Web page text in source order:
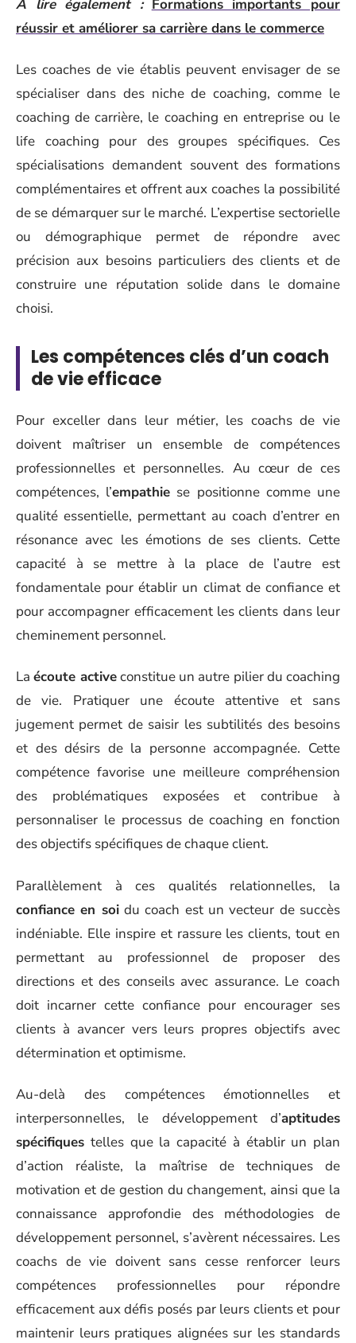
A lire également :
Formations importants pour
réussir et améliorer sa carrière dans le commerce
Les coaches de vie établis peuvent envisager de se
spécialiser dans des niche de coaching, comme le
coaching de carrière, le coaching en entreprise ou le
life coaching pour des groupes spécifiques. Ces
spécialisations demandent souvent des formations
complémentaires et offrent aux coaches la possibilité
de se démarquer sur le marché. L’expertise sectorielle
ou démographique permet de répondre avec
précision aux besoins particuliers des clients et de
construire une réputation solide dans le domaine
choisi.
Les compétences clés d’un coach
de vie efficace
Pour exceller dans leur métier, les coachs de vie
doivent maîtriser un ensemble de compétences
professionnelles et personnelles. Au cœur de ces
compétences, l’empathie se positionne comme une
qualité essentielle, permettant au coach d’entrer en
résonance avec les émotions de ses clients. Cette
capacité à se mettre à la place de l’autre est
fondamentale pour établir un climat de confiance et
pour accompagner efficacement les clients dans leur
cheminement personnel.
Laécoute activeconstitue un autre pilier du coaching
de vie. Pratiquer une écoute attentive et sans
jugement permet de saisir les subtilités des besoins
et des désirs de la personne accompagnée. Cette
compétence favorise une meilleure compréhension
des problématiques exposées et contribue à
personnaliser le processus de coaching en fonction
des objectifs spécifiques de chaque client.
Parallèlement à ces qualités relationnelles, la
confiance en soidu coach est un vecteur de succès
indéniable. Elle inspire et rassure les clients, tout en
permettant au professionnel de proposer des
directions et des conseils avec assurance. Le coach
doit incarner cette confiance pour encourager ses
clients à avancer vers leurs propres objectifs avec
détermination et optimisme.
Au-delà des compétences émotionnelles et
interpersonnelles, le développement d’aptitudes
spécifiques telles que la capacité à établir un plan
d’action réaliste, la maîtrise de techniques de
motivation et de gestion du changement, ainsi que la
connaissance approfondie des méthodologies de
développement personnel, s’avèrent nécessaires. Les
coachs de vie doivent sans cesse renforcer leurs
compétences professionnelles pour répondre
efficacement aux défis posés par leurs clients et pour
maintenir leurs pratiques alignées sur les standards